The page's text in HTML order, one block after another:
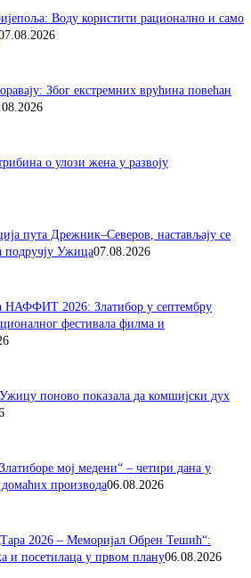
Воду користити рационално и само
Због екстремних врућина повећан
о улози жена у развоју
пута Дрежник–Северов, настављају се
подручју Ужица07.08.2026
НАФФИТ 2026: Златибор у септембру
фестивала филма и
поново показала да комшијски дух
мој медени“ – четири дана у
производа06.08.2026
2026 – Меморијал Обрен Тешић“:
и посетилаца у првом плану06.08.2026